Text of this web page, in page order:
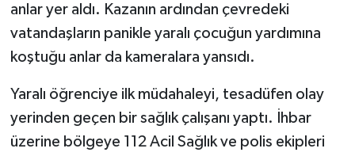
anlar yer aldı. Kazanın ardından çevredeki
vatandaşların panikle yaralı çocuğun yardımına
koştuğu anlar da kameralara yansıdı.
Yaralı öğrenciye ilk müdahaleyi, tesadüfen olay
yerinden geçen bir sağlık çalışanı yaptı. İhbar
üzerine bölgeye 112 Acil Sağlık ve polis ekipleri